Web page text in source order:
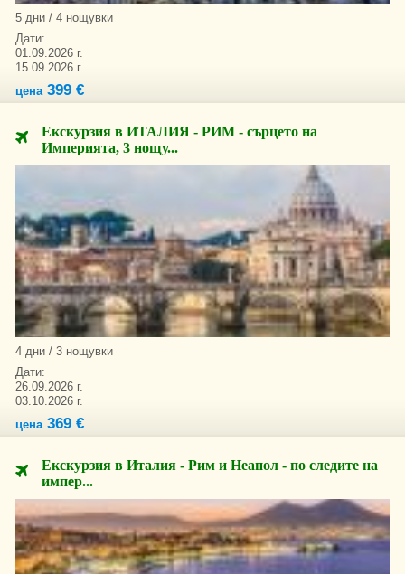
5 дни / 4 нощувки
Дати:
01.09.2026 г.
15.09.2026 г.
цена 399 €
Екскурзия в ИТАЛИЯ - РИМ - сърцето на
Империята, 3 нощу...
4 дни / 3 нощувки
Дати:
26.09.2026 г.
03.10.2026 г.
цена 369 €
Екскурзия в Италия - Рим и Неапол - по следите на
импер...